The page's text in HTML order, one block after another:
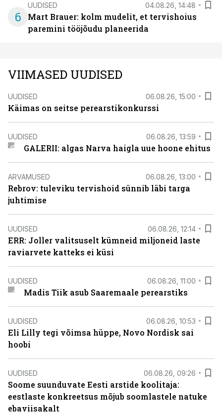
6
UUDISED 04.08.26, 14:48
Mart Brauer: kolm mudelit, et tervishoius
paremini tööjõudu planeerida
VIIMASED UUDISED
UUDISED 06.08.26, 15:00
Käimas on seitse perearstikonkurssi
UUDISED 06.08.26, 13:59
GALERII: algas Narva haigla uue hoone ehitus
ARVAMUSED 06.08.26, 13:00
Rebrov: tuleviku tervishoid sünnib läbi targa
juhtimise
UUDISED 06.08.26, 12:14
ERR: Joller valitsuselt kümneid miljoneid laste
raviarvete katteks ei küsi
UUDISED 06.08.26, 11:00
Madis Tiik asub Saaremaale perearstiks
UUDISED 06.08.26, 10:53
Eli Lilly tegi võimsa hüppe, Novo Nordisk sai
hoobi
UUDISED 06.08.26, 09:26
Soome suunduvate Eesti arstide koolitaja:
eestlaste konkreetsus mõjub soomlastele natuke
ebaviisakalt